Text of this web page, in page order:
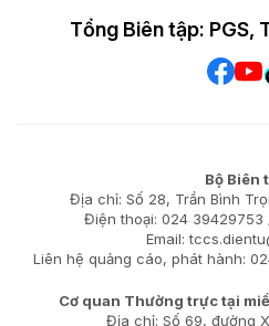
Tổng Biên tập: PGS,
Bộ Biên
Địa chỉ: Số 28, Trần Bình
Điện thoại: 024 39429753
Email:
Liên hệ quảng cáo, phát hành:
Cơ quan Thường trực tại
Địa chỉ: Số 69, đường